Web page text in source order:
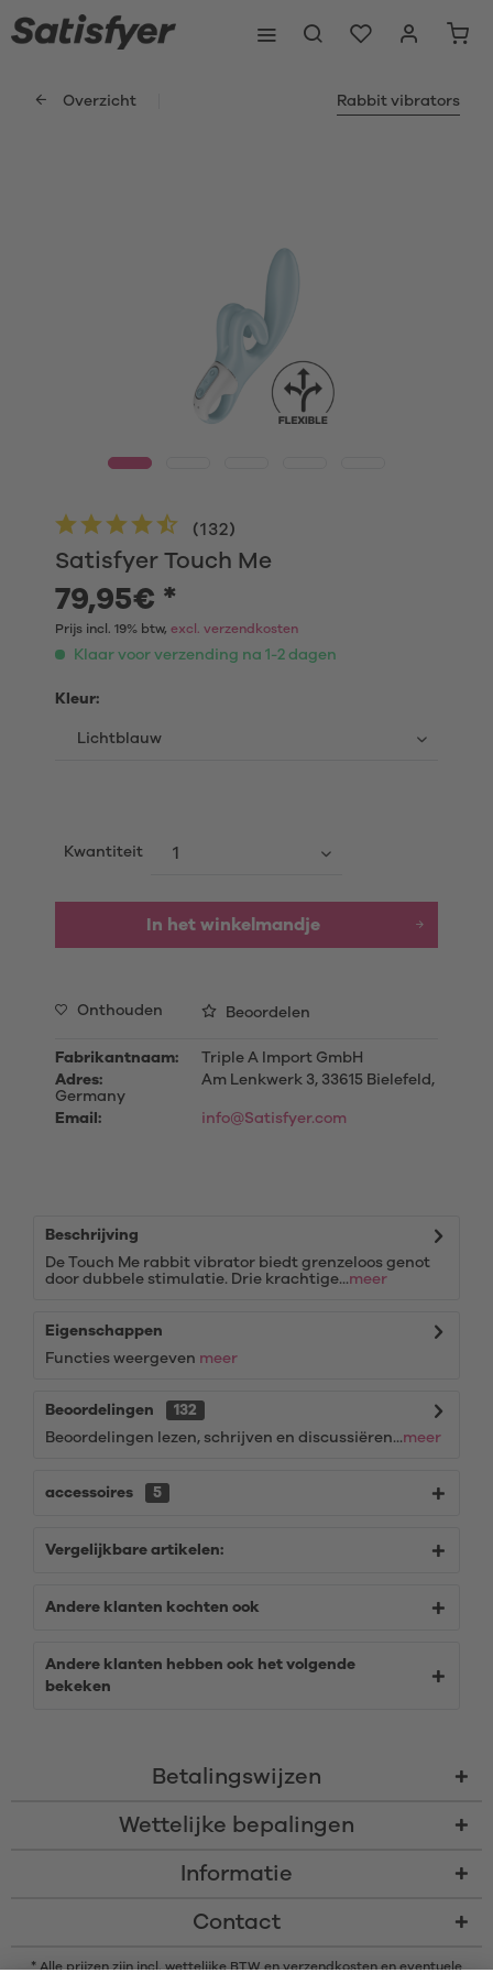
Overzicht Rabbit vibrators
Satisfyer Touch Me
(132)
79,95€ *
Prijs incl. 19% btw, excl. verzendkosten
Klaar voor verzending na 1-2 dagen
Kleur:
Kwantiteit
In het winkelmandje
Onthouden Beoordelen
Fabrikantnaam:
Triple A Import GmbH
Adres:
Am Lenkwerk 3, 33615 Bielefeld,
Germany
Email:
info@Satisfyer.com
Beschrijving
De Touch Me rabbit vibrator biedt grenzeloos genot
door dubbele stimulatie. Drie krachtige...meer
Eigenschappen
Functies weergeven meer
Beoordelingen
132
Beoordelingen lezen, schrijven en discussiëren...meer
accessoires 5
Vergelijkbare artikelen:
Andere klanten kochten ook
Andere klanten hebben ook het volgende
bekeken
Betalingswijzen
Wettelijke bepalingen
Informatie
Contact
* Alle prijzen zijn incl. wettelijke BTW en verzendkosten en eventuele